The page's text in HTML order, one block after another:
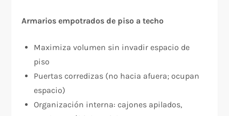
Armarios empotrados de piso a techo
Maximiza volumen sin invadir espacio de
piso
Puertas corredizas (no hacia afuera; ocupan
espacio)
Organización interna: cajones apilados,